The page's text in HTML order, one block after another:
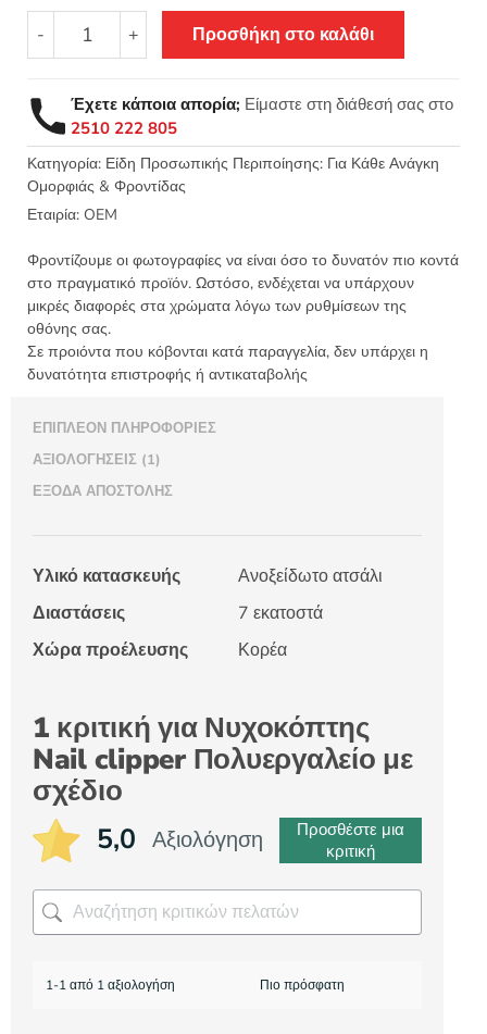
-
Νυχοκόπτης
Nail
Πολυεργαλείο
με
σχέδιο
ποσότητα
+ Προσθήκη στο καλάθι
Έχετε κάποια απορία; Είμαστε στη διάθεσή σας στο
2510 222 805
Κατηγορία: Είδη Προσωπικής Περιποίησης: Για Κάθε Ανάγκη
Ομορφιάς & Φροντίδας
Εταιρία: OEM
Φροντίζουμε οι φωτογραφίες να είναι όσο το δυνατόν πιο κοντά
στο πραγματικό προϊόν. Ωστόσο, ενδέχεται να υπάρχουν
μικρές διαφορές στα χρώματα λόγω των ρυθμίσεων της
οθόνης σας.
Σε προιόντα που κόβονται κατά παραγγελία, δεν υπάρχει η
δυνατότητα επιστροφής ή αντικαταβολής
ΕΠΙΠΛΈΟΝ ΠΛΗΡΟΦΟΡΊΕΣ
ΑΞΙΟΛΟΓΉΣΕΙΣ (1)
ΈΞΟΔΑ ΑΠΟΣΤΟΛΉΣ
Υλικό κατασκευής
Ανοξείδωτο ατσάλι
Διαστάσεις
7 εκατοστά
Χώρα προέλευσης
Κορέα
1 κριτική για Νυχοκόπτης
Nail clipper Πολυεργαλείο με
σχέδιο
5,0 Αξιολόγηση
Προσθέστε μια
κριτική
1-1 από 1 αξιολογήση